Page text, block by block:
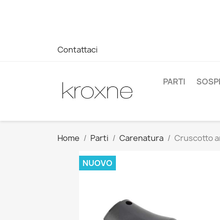
Contattaci
PARTI
Home Parti Carenatura Cruscotto
NUOVO